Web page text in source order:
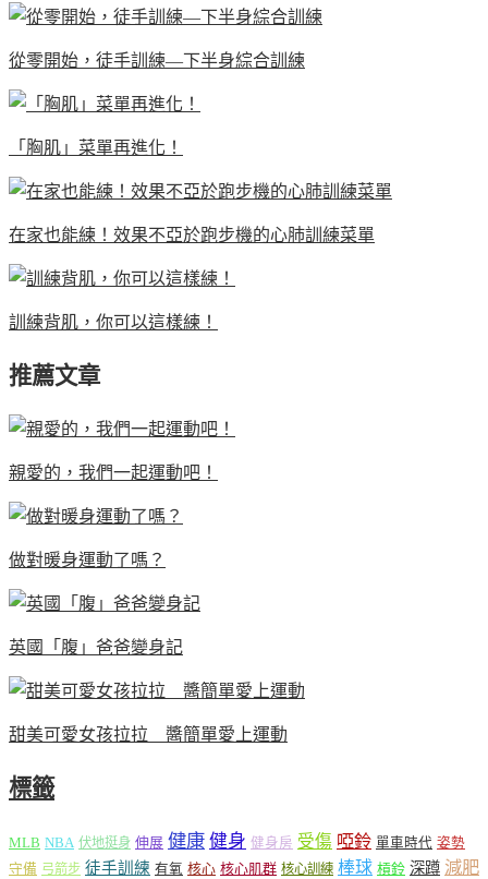
從零開始，徒手訓練—下半身綜合訓練
「胸肌」菜單再進化！
在家也能練！效果不亞於跑步機的心肺訓練菜單
訓練背肌，你可以這樣練！
推薦文章
親愛的，我們一起運動吧！
做對暖身運動了嗎？
英國「腹」爸爸變身記
甜美可愛女孩拉拉 醬簡單愛上運動
標籤
MLB NBA 伏地挺身 伸展 健康 健身 健身房 受傷 啞鈴 單車時代 姿勢
守備 弓箭步 徒手訓練 有氧 核心 核心肌群 核心訓練 棒球 槓鈴 深蹲 減肥